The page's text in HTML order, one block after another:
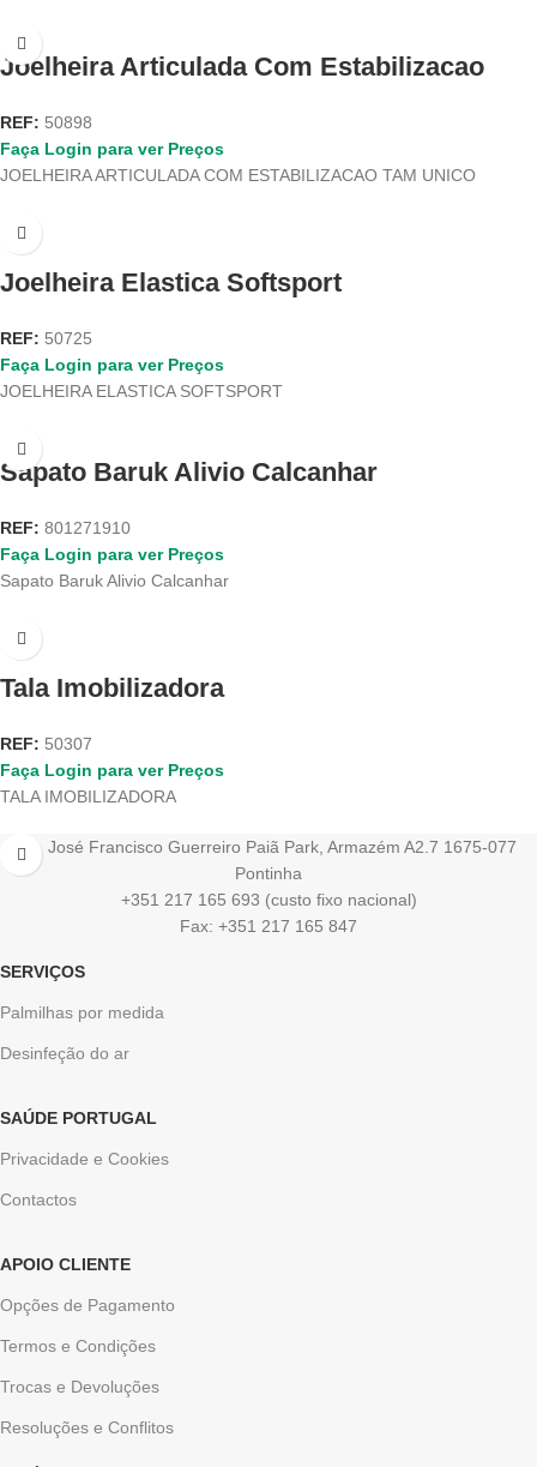
Joelheira Articulada Com Estabilizacao
REF: 50898
Faça Login para ver Preços
JOELHEIRA ARTICULADA COM ESTABILIZACAO TAM UNICO
Joelheira Elastica Softsport
REF: 50725
Faça Login para ver Preços
JOELHEIRA ELASTICA SOFTSPORT
Sapato Baruk Alivio Calcanhar
REF: 801271910
Faça Login para ver Preços
Sapato Baruk Alivio Calcanhar
Tala Imobilizadora
REF: 50307
Faça Login para ver Preços
TALA IMOBILIZADORA
Av. José Francisco Guerreiro Paiã Park, Armazém A2.7 1675-077
Pontinha
+351 217 165 693 (custo fixo nacional)
Fax: +351 217 165 847
SERVIÇOS
Palmilhas por medida
Desinfeção do ar
SAÚDE PORTUGAL
Privacidade e Cookies
Contactos
APOIO CLIENTE
Opções de Pagamento
Termos e Condições
Trocas e Devoluções
Resoluções e Conflitos